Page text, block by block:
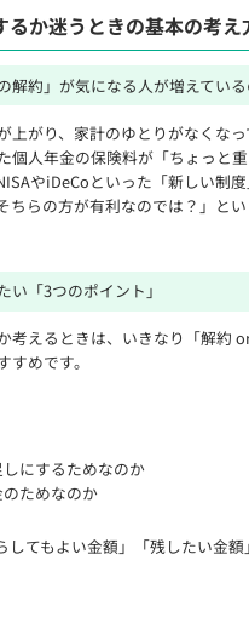
るか迷うときの基本の考え
解約」が気になる人が増えてい
上がり、家計のゆとりがなくな
個人年金の保険料が「ちょっと
やiDeCoといった「新しい制
ちらの方が有利なのでは？」と
い「3つのポイント」
考えるときは、いきなり「解約
めです。
にするためなのか
ためなのか
してもよい金額」「残したい金額